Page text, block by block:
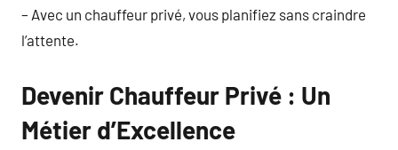
– Avec un chauffeur privé, vous planifiez sans craindre
l’attente.
Devenir Chauffeur Privé : Un
Métier d’Excellence